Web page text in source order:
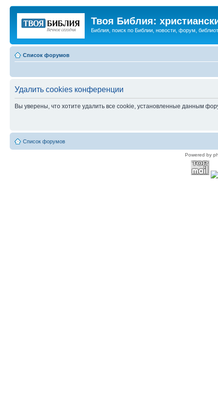
Твоя Библия:
Библия, поиск по Библии, новости, форум,
Список форумов
Удалить cookies конференции
Вы уверены, что хотите удалить все cookie, установленные данным
Список форумов
Powered by